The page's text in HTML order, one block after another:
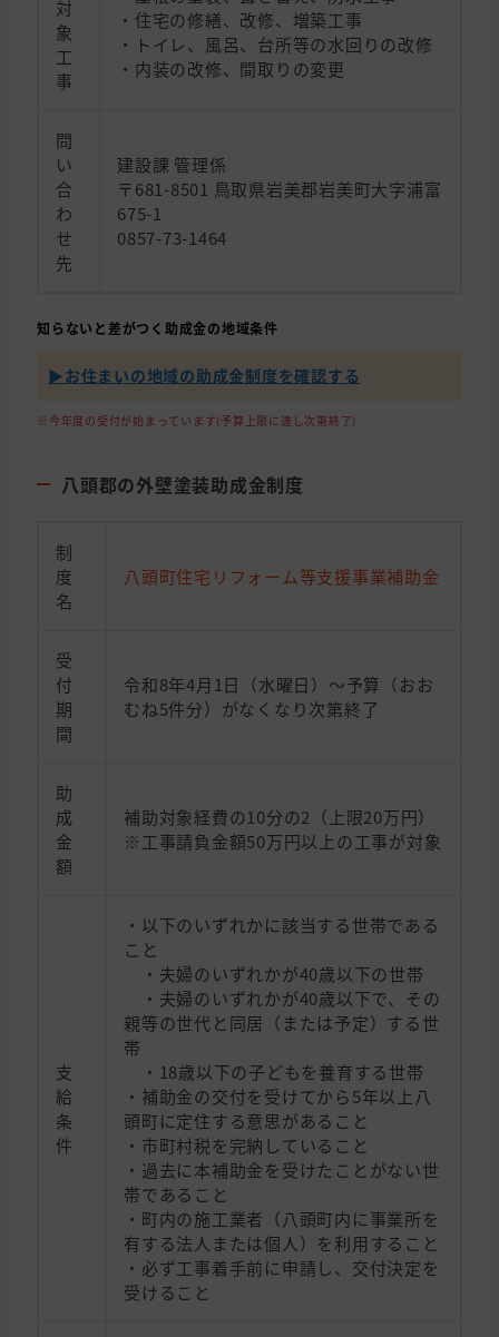
対
象
工
事
・住宅の修繕、改修、増築工事
・トイレ、風呂、台所等の水回りの改修
・内装の改修、間取りの変更
問
い
合
わ
せ
先
建設課 管理係
〒681-8501 鳥取県岩美郡岩美町大字浦富
675-1
0857-73-1464
知らないと差がつく助成金の地域条件
▶︎お住まいの地域の助成金制度を確認する
※今年度の受付が始まっています(予算上限に達し次第終了)
八頭郡の外壁塗装助成金制度
制
度
名
八頭町住宅リフォーム等支援事業補助金
受
付
期
間
令和8年4月1日（水曜日）〜予算（おお
むね5件分）がなくなり次第終了
助
成
金
額
補助対象経費の10分の2（上限20万円）
※工事請負金額50万円以上の工事が対象
支
給
条
件
・以下のいずれかに該当する世帯である
こと
・夫婦のいずれかが40歳以下の世帯
・夫婦のいずれかが40歳以下で、その
親等の世代と同居（または予定）する世
帯
・18歳以下の子どもを養育する世帯
・補助金の交付を受けてから5年以上八
頭町に定住する意思があること
・市町村税を完納していること
・過去に本補助金を受けたことがない世
帯であること
・町内の施工業者（八頭町内に事業所を
有する法人または個人）を利用すること
・必ず工事着手前に申請し、交付決定を
受けること